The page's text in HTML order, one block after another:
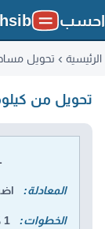
احسب
الرئيسية تحويل
تحويل من
1
المعادلة:
الخطوات: 1 كيلومتر مربع × 1000 = 1000 دونم